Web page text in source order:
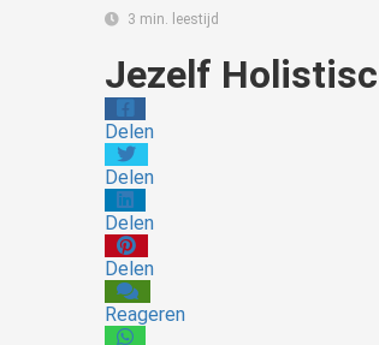
3 min. leestijd
Jezelf
Delen
Delen
Delen
Delen
Reageren